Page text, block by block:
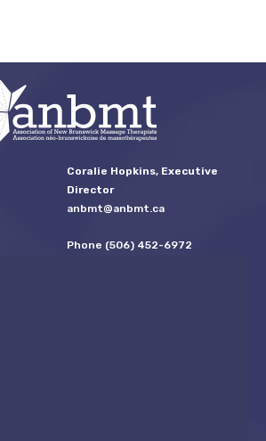
Coralie Hopkins, Executive
Director
anbmt@anbmt.ca
Phone (506) 452-6972